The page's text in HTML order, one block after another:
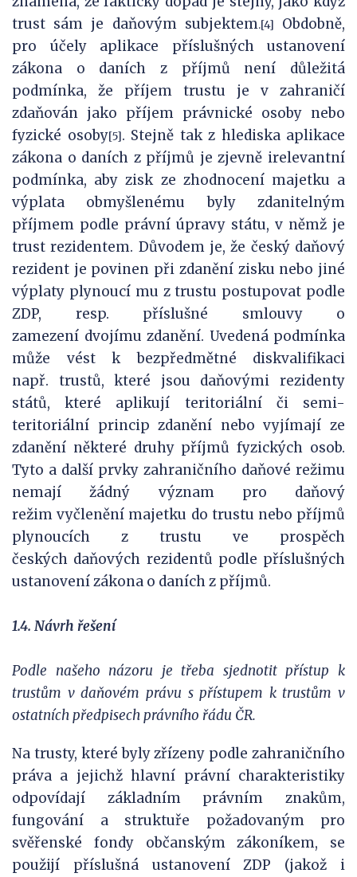
trust sám je daňovým subjektem.[4]
Obdobně,
pro účely aplikace příslušných ustanovení
zákona o daních z příjmů není důležitá
podmínka, že příjem trustu je v zahraničí
zdaňován jako příjem právnické osoby nebo
fyzické osoby[5]. Stejně tak z hlediska aplikace
zákona o daních z příjmů je zjevně irelevantní
podmínka, aby zisk ze zhodnocení majetku a
výplata obmyšlenému byly zdanitelným
příjmem podle právní úpravy státu, v němž je
trust rezidentem. Důvodem je, že český daňový
rezident je povinen při zdanění zisku nebo jiné
výplaty plynoucí mu z trustu postupovat podle
ZDP, resp. příslušné smlouvy o
zamezení dvojímu zdanění. Uvedená podmínka
může vést k bezpředmětné diskvalifikaci
např. trustů, které jsou daňovými rezidenty
států, které aplikují teritoriální či semi-
teritoriální princip zdanění nebo vyjímají ze
zdanění některé druhy příjmů fyzických osob.
Tyto a další prvky zahraničního daňové režimu
nemají žádný význam pro daňový
režim vyčlenění majetku do trustu nebo příjmů
plynoucích z trustu ve prospěch
českých daňových rezidentů podle příslušných
ustanovení zákona o daních z příjmů.
1.4. Návrh řešení
Podle našeho názoru je třeba sjednotit přístup k
trustům v daňovém právu s přístupem k trustům v
ostatních předpisech právního řádu ČR.
Na trusty, které byly zřízeny podle zahraničního
práva a jejichž hlavní právní charakteristiky
odpovídají základním právním znakům,
fungování a struktuře požadovaným pro
svěřenské fondy občanským zákoníkem, se
použijí příslušná ustanovení ZDP (jakož i